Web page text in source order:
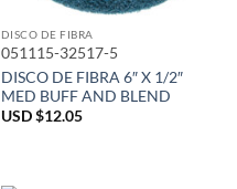
DISCO DE FIBRA
051115-32517-5
DISCO DE FIBRA 6″ X 1/2″
MED BUFF AND BLEND
USD $12.05